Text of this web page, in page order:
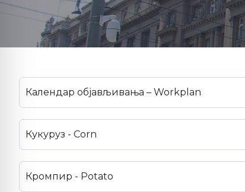
Календар објављивања – Workplan
Кукуруз - Corn
Кромпир - Potato